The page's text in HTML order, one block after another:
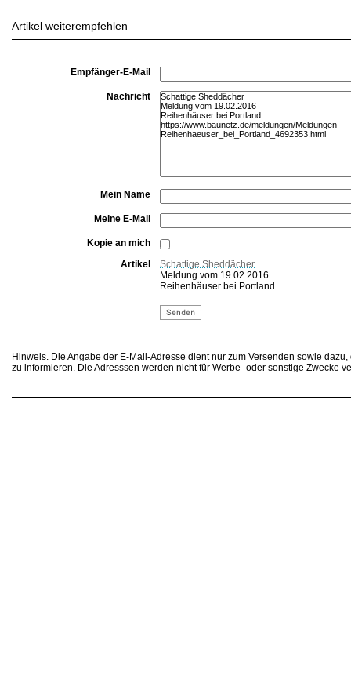
Artikel weiterempfehlen
Empfänger-E-Mail
Nachricht
Mein Name
Meine E-Mail
Kopie an mich
Artikel
Schattige Sheddächer
Meldung vom 19.02.2016
Reihenhäuser bei Portland
Hinweis. Die Angabe der E-Mail-Adresse dient nur zum Versenden sowie
zu informieren. Die Adresssen werden nicht für Werbe- oder sonstige Zwecke